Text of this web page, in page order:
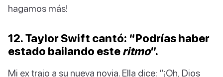
hagamos más!
12. Taylor Swift cantó: “Podrías haber
estado bailando esteritmo”.
Mi ex trajo a su nueva novia. Ella dice: “¡Oh, Dios